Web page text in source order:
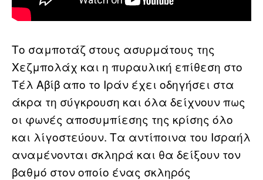
Το σαμποτάζ στους ασυρμάτους της
Χεζμπολάχ και η πυραυλική επίθεση στο
Τέλ Αβίβ απο το Ιράν έχει οδηγήσει στα
άκρα τη σύγκρουση και όλα δείχνουν πως
οι φωνές αποσυμπίεσης της κρίσης όλο
και λίγοστεύουν. Τα αντίποινα του Ισραήλ
αναμένονται σκληρά και θα δείξουν τον
βαθμό στον οποίο ένας σκληρός